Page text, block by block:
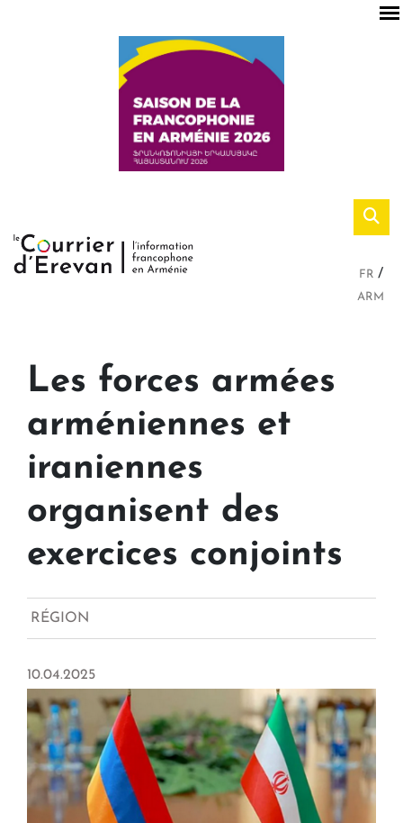
FR
ARM
Les forces armées
arméniennes et
iraniennes
organisent des
exercices conjoints
RÉGION
10.04.2025